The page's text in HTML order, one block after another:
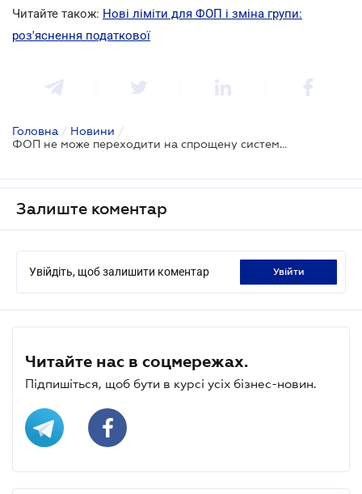
Читайте також: Нові ліміти для ФОП і зміна групи:
роз'яснення податкової
Головна / Новини /
ФОП не може переходити на спрощену систему оподаткування двічі на рік
Залиште коментар
Увійдіть, щоб залишити коментар увійти
Читайте нас в соцмережах.
Підпишіться, щоб бути в курсі усіх бізнес-новин.